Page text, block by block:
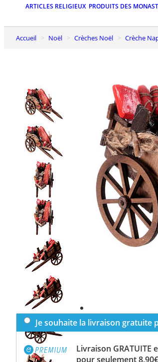
ARTICLES RELIGIEUX PRODUITS DES
Accueil Noël Crèches Noël Crèche
Previous
slide
Next
slide
Je souhaite la livraison gratuite
Livraison GRATUITE
pour seulement